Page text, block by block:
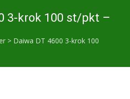
3-krok 100 st/pkt –
> Daiwa DT 4600 3-krok 100